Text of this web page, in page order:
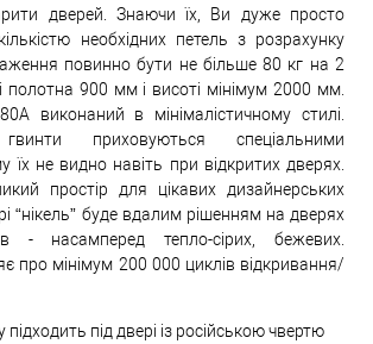
дверей. Знаючи їх, Ви дуже просто
необхідних петель з розрахунку
повинно бути не більше 80 кг на 2
полотна 900 мм і висоті мінімум 2000 мм.
виконаний в мінімалістичному стилі.
гвинти приховуються спеціальними
їх не видно навіть при відкритих дверях.
простір для цікавих дизайнерських
“нікель” буде вдалим рішенням на дверях
- насамперед тепло-сірих, бежевих.
про мінімум 200 000 циклів відкривання/
підходить під двері із російською чвертю